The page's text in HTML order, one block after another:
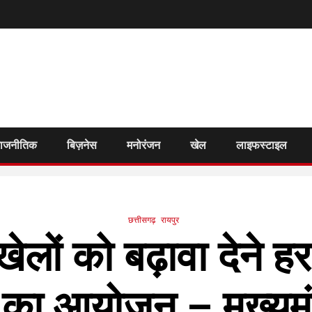
बिज़नेस मनोरंजन खेल लाइफस्टाइल
छत्तीसगढ़ रायपुर
को बढ़ावा देने